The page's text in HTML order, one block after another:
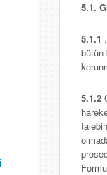
5.1.
5.1.1
bütün
5.1.2